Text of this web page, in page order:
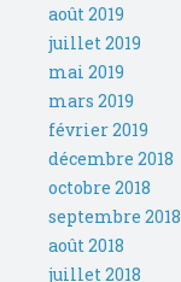
août 2019
juillet 2019
mai 2019
mars 2019
février 2019
décembre 2018
octobre 2018
septembre 2018
août 2018
juillet 2018